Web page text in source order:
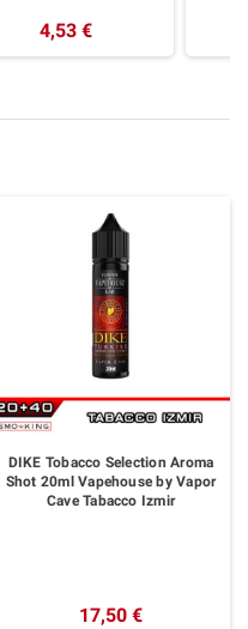
4,53 €
DIKE Tobacco Selection Aroma
Shot 20ml Vapehouse by Vapor
Cave Tabacco Izmir
17,50 €